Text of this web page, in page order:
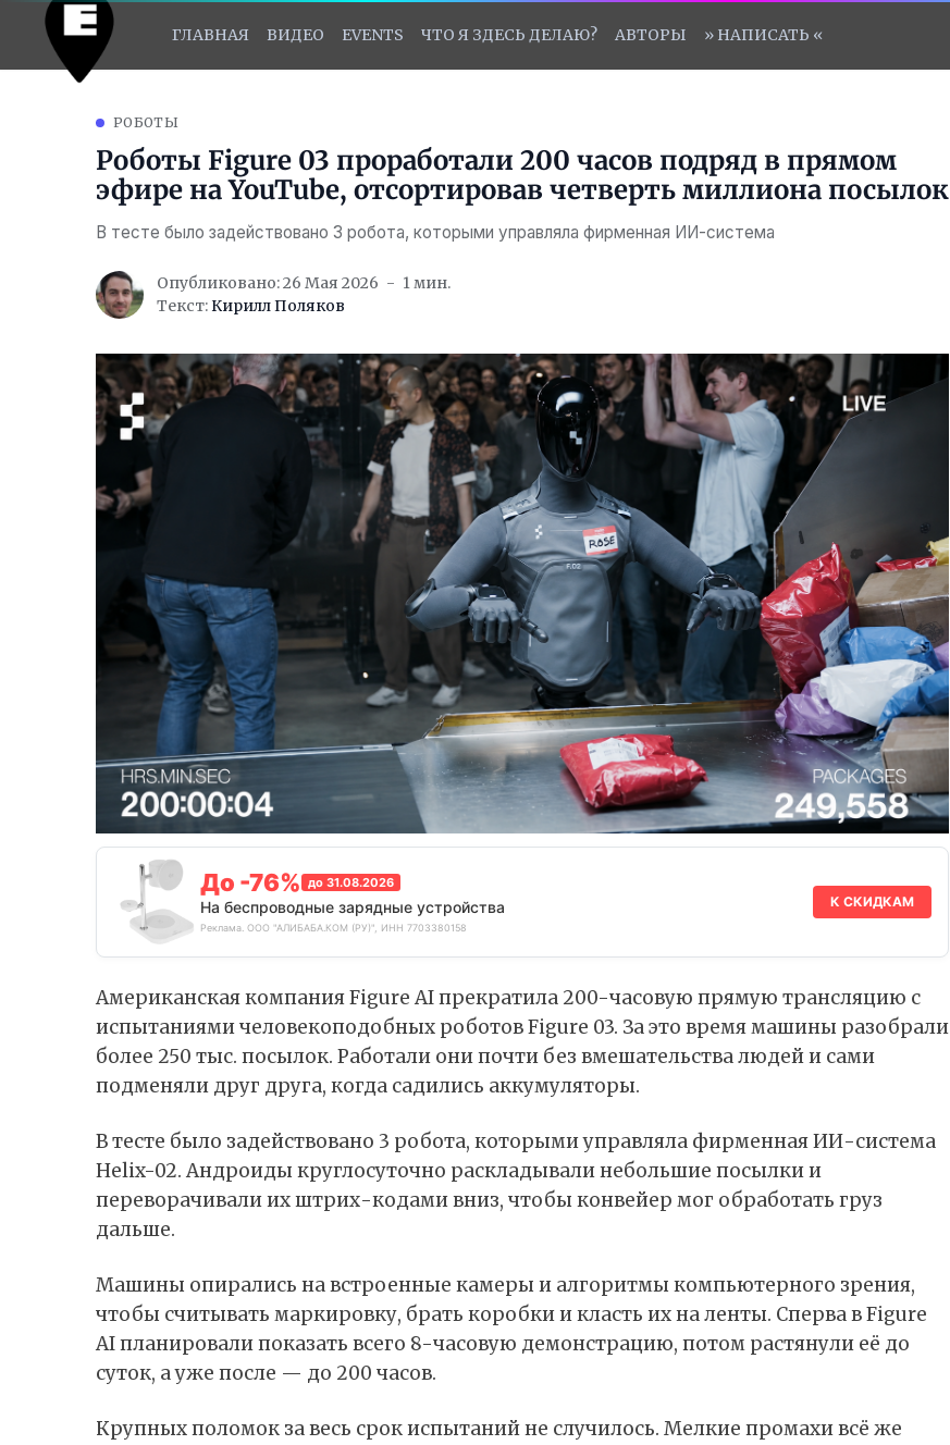
ГЛАВНАЯ ВИДЕО EVENTS ЧТО Я ЗДЕСЬ ДЕЛАЮ? АВТОРЫ » НАПИСАТЬ «
РОБОТЫ
Роботы Figure 03 проработали 200 часов подряд в прямом
эфире на YouTube, отсортировав четверть миллиона посылок
В тесте было задействовано 3 робота, которыми управляла фирменная ИИ-система
Опубликовано: 26 Мая 2026
1 мин.
Текст: Кирилл Поляков
До -76% до 31.08.2026
На беспроводные зарядные устройства
Реклама. ООО "АЛИБАБА.КОМ (РУ)", ИНН 7703380158
К СКИДКАМ
Американская компания Figure AI прекратила 200-часовую прямую трансляцию с
испытаниями человекоподобных роботов Figure 03. За это время машины разобрали
более 250 тыс. посылок. Работали они почти без вмешательства людей и сами
подменяли друг друга, когда садились аккумуляторы.
Втесте было задействовано 3 робота, которыми управляла фирменная ИИ-система
Helix-02. Андроиды круглосуточно раскладывали небольшие посылки и
переворачивали их штрих-кодами вниз, чтобы конвейер мог обработать груз
дальше.
Машины опирались на встроенные камеры и алгоритмы компьютерного зрения,
чтобы считывать маркировку, брать коробки и класть их на ленты. Сперва в Figure
AI планировали показать всего 8-часовую демонстрацию, потом растянули её до
суток, а уже после — до 200 часов.
Крупных поломок за весь срок испытаний не случилось. Мелкие промахи всё же